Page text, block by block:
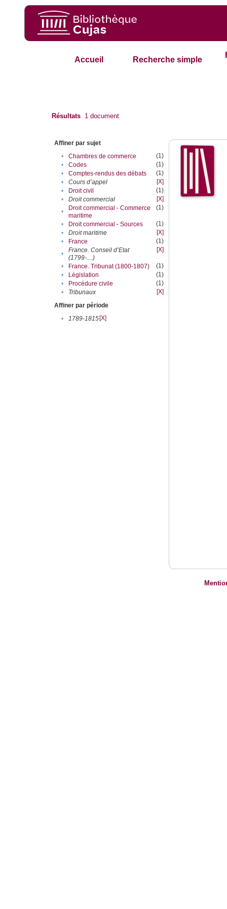
Accueil Recherche simple
Résultats 1 document
Affiner par sujet
•
Chambres de commerce
(1)
•
Codes
(1)
•
Comptes-rendus des débats
(1)
•
Cours d’appel
[X]
•
Droit civil
(1)
•
Droit commercial
[X]
•
Droit commercial - Commerce
maritime
(1)
• Droit commercial - Sources
(1)
•
Droit maritime
[X]
•
France
(1)
•
France. Conseil d’Etat
(1799-....)
[X]
• France. Tribunat (1800-1807)
(1)
•
Législation
(1)
•
Procédure civile
(1)
•
Tribunaux
[X]
Affiner par période
•
1789-1815[X]